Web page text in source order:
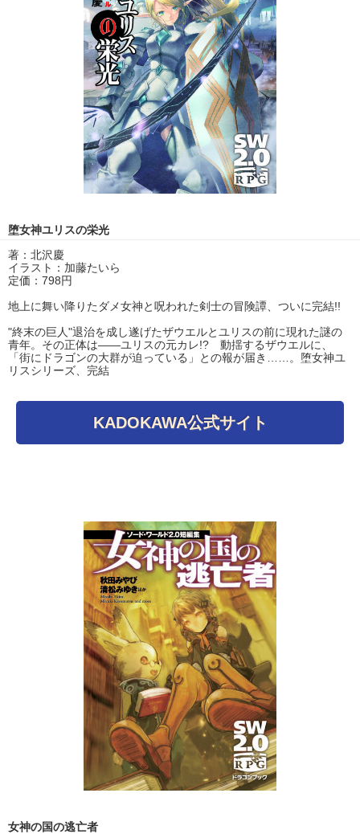
堕女神ユリスの栄光
著：北沢慶
イラスト：加藤たいら
定価：798円
地上に舞い降りたダメ女神と呪われた剣士の冒険譚、ついに完結!!
"終末の巨人"退治を成し遂げたザウエルとユリスの前に現れた謎の
青年。その正体は――ユリスの元カレ!? 動揺するザウエルに、
「街にドラゴンの大群が迫っている」との報が届き……。堕女神ユ
リスシリーズ、完結
KADOKAWA公式サイト
女神の国の逃亡者